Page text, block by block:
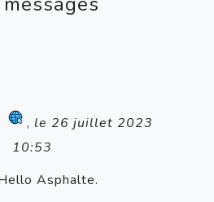
, le 26 juillet 2023
10:53
Asphalte.